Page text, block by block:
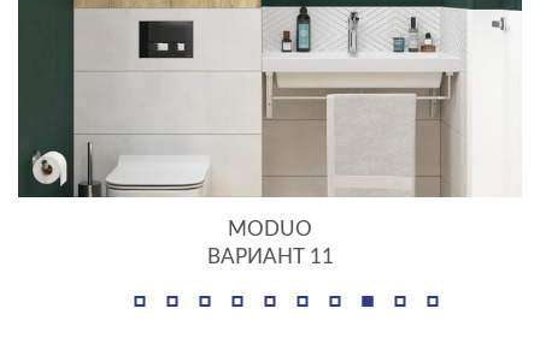
MODUO
ВАРИАНТ 11